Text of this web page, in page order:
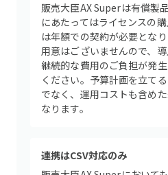
販売大臣AX Superは有償製
にあたってはライセンスの
は年額での契約が必要とな
用意はございませんので、
継続的な費用のご負担が発
ください。予算計画を立て
でなく、運用コストも含め
なります。
連携はCSV対応のみ